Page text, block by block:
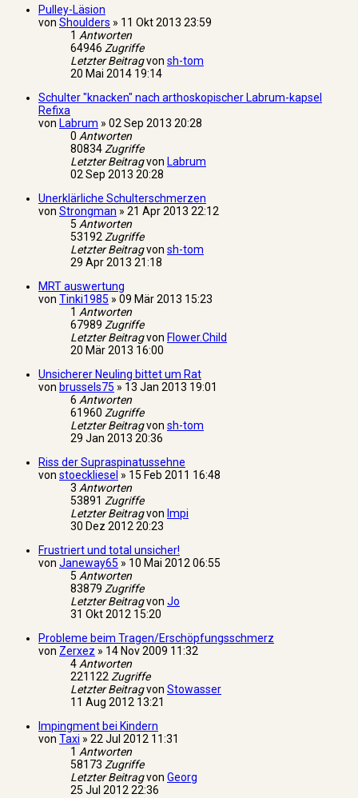
Pulley-Läsion
von Shoulders » 11 Okt 2013 23:59
1 Antworten
64946 Zugriffe
Letzter Beitragvon sh-tom
20 Mai 2014 19:14
Schulter "knacken" nach arthoskopischer Labrum-kapsel
Refixa
von Labrum » 02 Sep 2013 20:28
0 Antworten
80834Zugriffe
Letzter Beitragvon Labrum
02 Sep 2013 20:28
Unerklärliche Schulterschmerzen
von Strongman » 21 Apr 2013 22:12
5 Antworten
53192Zugriffe
Letzter Beitragvon sh-tom
29 Apr 2013 21:18
MRT auswertung
von Tinki1985 » 09 Mär 2013 15:23
1 Antworten
67989 Zugriffe
Letzter Beitragvon Flower.Child
20 Mär 2013 16:00
Unsicherer Neuling bittet um Rat
von brussels75 » 13 Jan 2013 19:01
6 Antworten
61960 Zugriffe
Letzter Beitragvon sh-tom
29 Jan 2013 20:36
Riss der Supraspinatussehne
von stoeckliesel » 15 Feb 2011 16:48
3 Antworten
53891 Zugriffe
Letzter Beitragvon Impi
30 Dez 2012 20:23
Frustriert und total unsicher!
von Janeway65 » 10 Mai 2012 06:55
5 Antworten
83879 Zugriffe
Letzter Beitragvon Jo
31 Okt 2012 15:20
Probleme beim Tragen/Erschöpfungsschmerz
von Zerxez » 14 Nov 2009 11:32
4Antworten
221122Zugriffe
Letzter Beitragvon Stowasser
11 Aug 2012 13:21
Impingment bei Kindern
von Taxi » 22 Jul 2012 11:31
1 Antworten
58173 Zugriffe
Letzter Beitragvon Georg
25 Jul 2012 22:36